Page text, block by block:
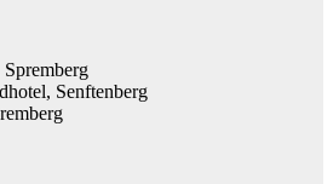
Senftenberg